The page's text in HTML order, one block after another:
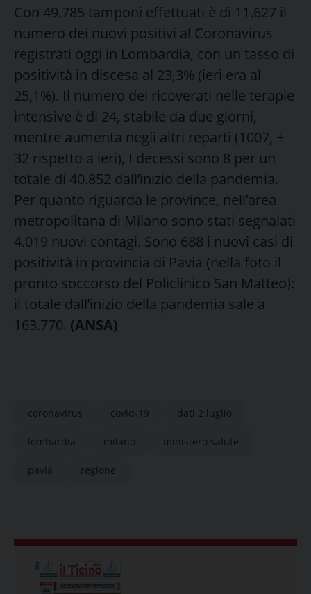
Con 49.785 tamponi effettuati è di 11.627 il
numero dei nuovi positivi al Coronavirus
registrati oggi in Lombardia, con un tasso di
positività in discesa al 23,3% (ieri era al
25,1%). Il numero dei ricoverati nelle terapie
intensive è di 24, stabile da due giorni,
mentre aumenta negli altri reparti (1007, +
32 rispetto a ieri), I decessi sono 8 per un
totale di 40.852 dall’inizio della pandemia.
Per quanto riguarda le province, nell’area
metropolitana di Milano sono stati segnalati
4.019 nuovi contagi. Sono 688 i nuovi casi di
positività in provincia di Pavia (nella foto il
pronto soccorso del Policlinico San Matteo):
il totale dall’inizio della pandemia sale a
163.770. (ANSA)
coronavirus covid-19 dati 2 luglio
lombardia milano ministero salute
pavia regione